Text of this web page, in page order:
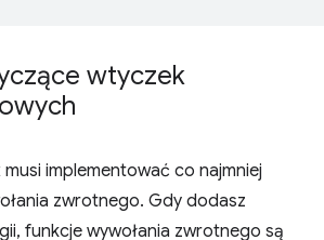
wtyczek
implementować co najmniej
zwrotnego. Gdy dodasz
funkcje wywołania zwrotnego są